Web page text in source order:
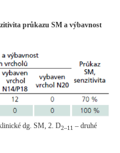
průkazu SM a výbavnost
dg. SM, 2. D2–11 – druhé